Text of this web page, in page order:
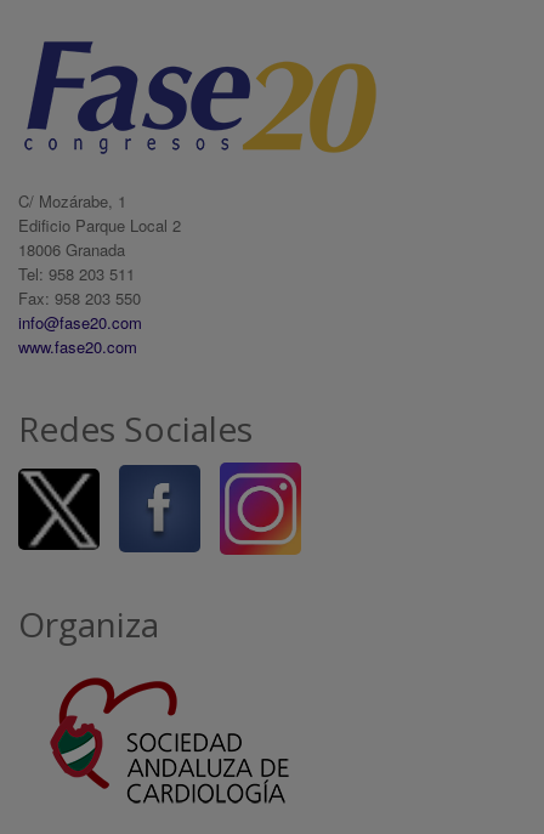
C/ Mozárabe, 1
Edificio Parque Local 2
18006 Granada
Tel: 958 203 511
Fax: 958 203 550
info@fase20.com
www.fase20.com
Redes Sociales
Organiza